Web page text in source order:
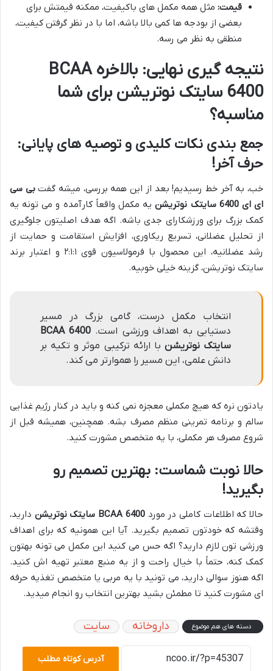
قیمت: مثل همه مکمل های باکیفیت، ممکنه قیمتش برای
بعضی از بودجه ها کمی بالا باشه، اما با در نظر گرفتن کیفیت،
منطقی به نظر می رسه.
نتیجه گیری نهایی: بالاخره BCAA
6400 سایتک نوتریشن برای شما
مناسبه؟
جمع بندی نکات کلیدی و توصیه های پایانی:
حرف آخر!
خب، به آخر خط رسیدیم! بعد از این همه بررسی، میشه گفتبی سی
ای ای 6400 سایتک نوتریشن
یه مکمل واقعاً کارآمده و می تونه یه
کمک بزرگ برای ورزشکارای جدی باشه. اگه هدف اصلیتون جلوگیری
از تحلیل عضلانی، تسریع ریکاوری، افزایش استقامت و حمایت از
رشد عضلانیه، این محصول با فرمولاسیون قوی ۲:۱:۱ و اعتبار برند
سایتک نوتریشن، گزینه خیلی خوبیه.
انتخاب مکمل درست، گامی بزرگ در مسیر
دستیابی به اهداف ورزشی است. BCAA 6400
سایتک نوتریشن با ارائه ترکیبی موثر و تکیه بر
دانش علمی، این مسیر را هموارتر می کند.
یادتون نره که هیچ مکملی معجزه نمی کنه و باید در کنار رژیم غذایی
سالم و برنامه تمرینی منظم مصرف بشه. همچنین، همیشه قبل از
شروع مصرف هر مکملی، با یه متخصص مشورت کنید.
حالا نوبت شماست: بهترین تصمیم رو
بگیرید!
حالا که اطلاعات کاملی در موردBCAA 6400 سایتک نوتریشن
دارید،
وقتشه که خودتون تصمیم بگیرید. آیا این همونیه که برای اهداف
ورزشی تون لازم دارید؟ اگه حس می کنید این مکمل می تونه بهتون
کمک کنه، حتماً با خیال راحت و از یه منبع معتبر تهیه اش کنید.
اگه هنوز سوالی دارید، می تونید با یه مربی یا متخصص تغذیه حرفه
ای مشورت کنید تا مطمئن بشید بهترین انتخاب رو انجام میدید.
دسته های هم موضوع داروخانه سایت
آدرس کوتاه مطلب